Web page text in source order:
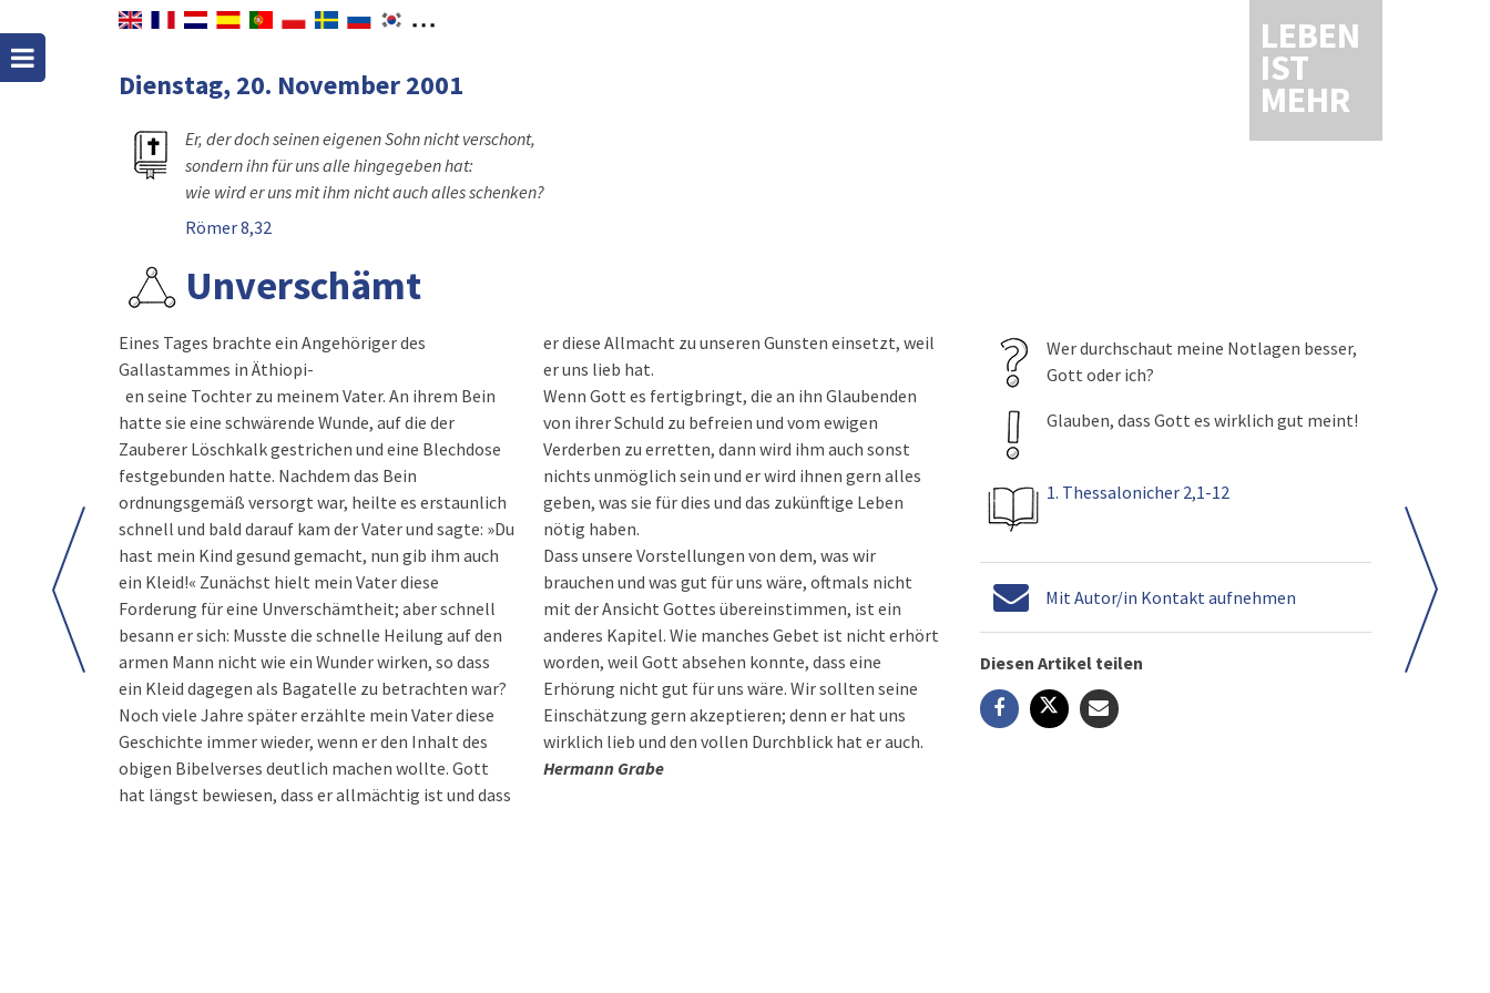
LEBEN
IST
MEHR
Dienstag, 20. November 2001
Er, der doch seinen eigenen Sohn nicht verschont,
sondern ihn für uns alle hingegeben hat:
wie wird er uns mit ihm nicht auch alles schenken?
Römer 8,32
Unverschämt
Eines Tages brachte ein Angehöriger des
Gallastammes in Äthiopi-
en seine Tochter zu meinem Vater. An ihrem Bein
hatte sie eine schwärende Wunde, auf die der
Zauberer Löschkalk gestrichen und eine Blechdose
festgebunden hatte. Nachdem das Bein
ordnungsgemäß versorgt war, heilte es erstaunlich
schnell und bald darauf kam der Vater und sagte: »Du
hast mein Kind gesund gemacht, nun gib ihm auch
ein Kleid!« Zunächst hielt mein Vater diese
Forderung für eine Unverschämtheit; aber schnell
besann er sich: Musste die schnelle Heilung auf den
armen Mann nicht wie ein Wunder wirken, so dass
ein Kleid dagegen als Bagatelle zu betrachten war?
Noch viele Jahre später erzählte mein Vater diese
Geschichte immer wieder, wenn er den Inhalt des
obigen Bibelverses deutlich machen wollte. Gott
hat längst bewiesen, dass er allmächtig ist und dass
er diese Allmacht zu unseren Gunsten einsetzt, weil
er uns lieb hat.
Wenn Gott es fertigbringt, die an ihn Glaubenden
von ihrer Schuld zu befreien und vom ewigen
Verderben zu erretten, dann wird ihm auch sonst
nichts unmöglich sein und er wird ihnen gern alles
geben, was sie für dies und das zukünftige Leben
nötig haben.
Dass unsere Vorstellungen von dem, was wir
brauchen und was gut für uns wäre, oftmals nicht
mit der Ansicht Gottes übereinstimmen, ist ein
anderes Kapitel. Wie manches Gebet ist nicht erhört
worden, weil Gott absehen konnte, dass eine
Erhörung nicht gut für uns wäre. Wir sollten seine
Einschätzung gern akzeptieren; denn er hat uns
wirklich lieb und den vollen Durchblick hat er auch.
Hermann Grabe
Wer durchschaut meine Notlagen besser,
Gott oder ich?
Glauben, dass Gott es wirklich gut meint!
1. Thessalonicher 2,1-12
Mit Autor/in Kontakt aufnehmen
Diesen Artikel teilen